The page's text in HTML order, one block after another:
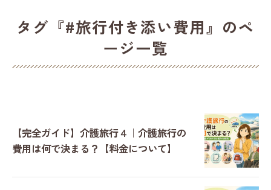
タグ『#旅行付き添い費用』のペ
ージ一覧
【完全ガイド】介護旅行４｜介護旅行の
費用は何で決まる？【料金について】